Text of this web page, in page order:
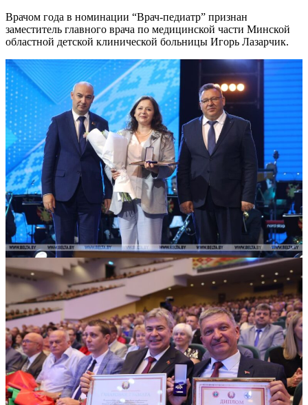
Врачом года в номинации “Врач-педиатр” признан
заместитель главного врача по медицинской части Минской
областной детской клинической больницы Игорь Лазарчик.